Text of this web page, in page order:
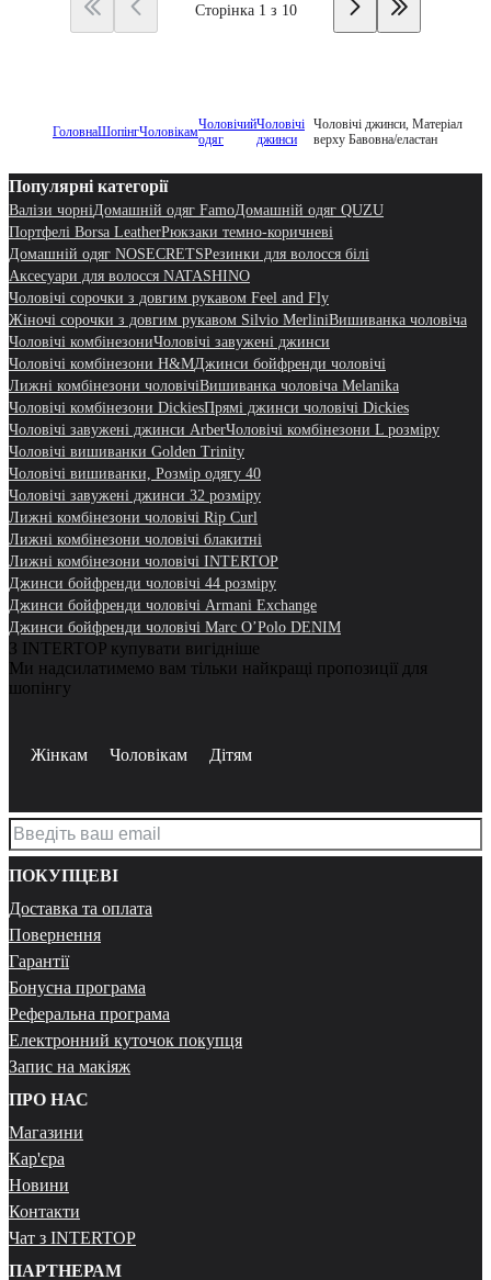
Сторінка 1 з 10
ГоловнаШопінгЧоловікамЧоловічий
одяг
Чоловічі
джинси
Чоловічі джинси, Матеріал
верху Бавовна/еластан
Популярні категорії
Валізи чорніДомашній одяг FamoДомашній одяг QUZU
Портфелі Borsa LeatherРюкзаки темно-коричневі
Домашній одяг NOSECRETSРезинки для волосся білі
Аксесуари для волосся NATASHINO
Чоловічі сорочки з довгим рукавом Feel and Fly
Жіночі сорочки з довгим рукавом Silvio MerliniВишиванка чоловіча
Чоловічі комбінезониЧоловічі завужені джинси
Чоловічі комбінезони H&MДжинси бойфренди чоловічі
Лижні комбінезони чоловічіВишиванка чоловіча Melanika
Чоловічі комбінезони DickiesПрямі джинси чоловічі Dickies
Чоловічі завужені джинси ArberЧоловічі комбінезони L розміру
Чоловічі вишиванки Golden Trinity
Чоловічі вишиванки, Розмір одягу 40
Чоловічі завужені джинси 32 розміру
Лижні комбінезони чоловічі Rip Curl
Лижні комбінезони чоловічі блакитні
Лижні комбінезони чоловічі INTERTOP
Джинси бойфренди чоловічі 44 розміру
Джинси бойфренди чоловічі Armani Exchange
Джинси бойфренди чоловічі Marc O’Polo DENIM
З INTERTOP купувати вигідніше
Ми надсилатимемо вам тільки найкращі пропозиції для
шопінгу
Жінкам Чоловікам Дітям
ПОКУПЦЕВІ
Доставка та оплата
Повернення
Гарантії
Бонусна програма
Реферальна програма
Електронний куточок покупця
Запис на макіяж
ПРО НАС
Магазини
Кар'єра
Новини
Контакти
Чат з INTERTOP
ПАРТНЕРАМ